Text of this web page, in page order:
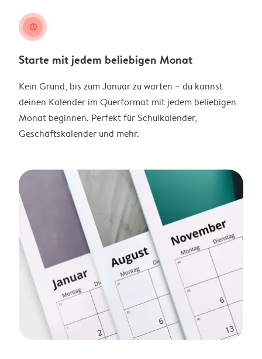
clock
Starte mit jedem beliebigen Monat
Kein Grund, bis zum Januar zu warten – du kannst
deinen Kalender im Querformat mit jedem beliebigen
Monat beginnen. Perfekt für Schulkalender,
Geschäftskalender und mehr.